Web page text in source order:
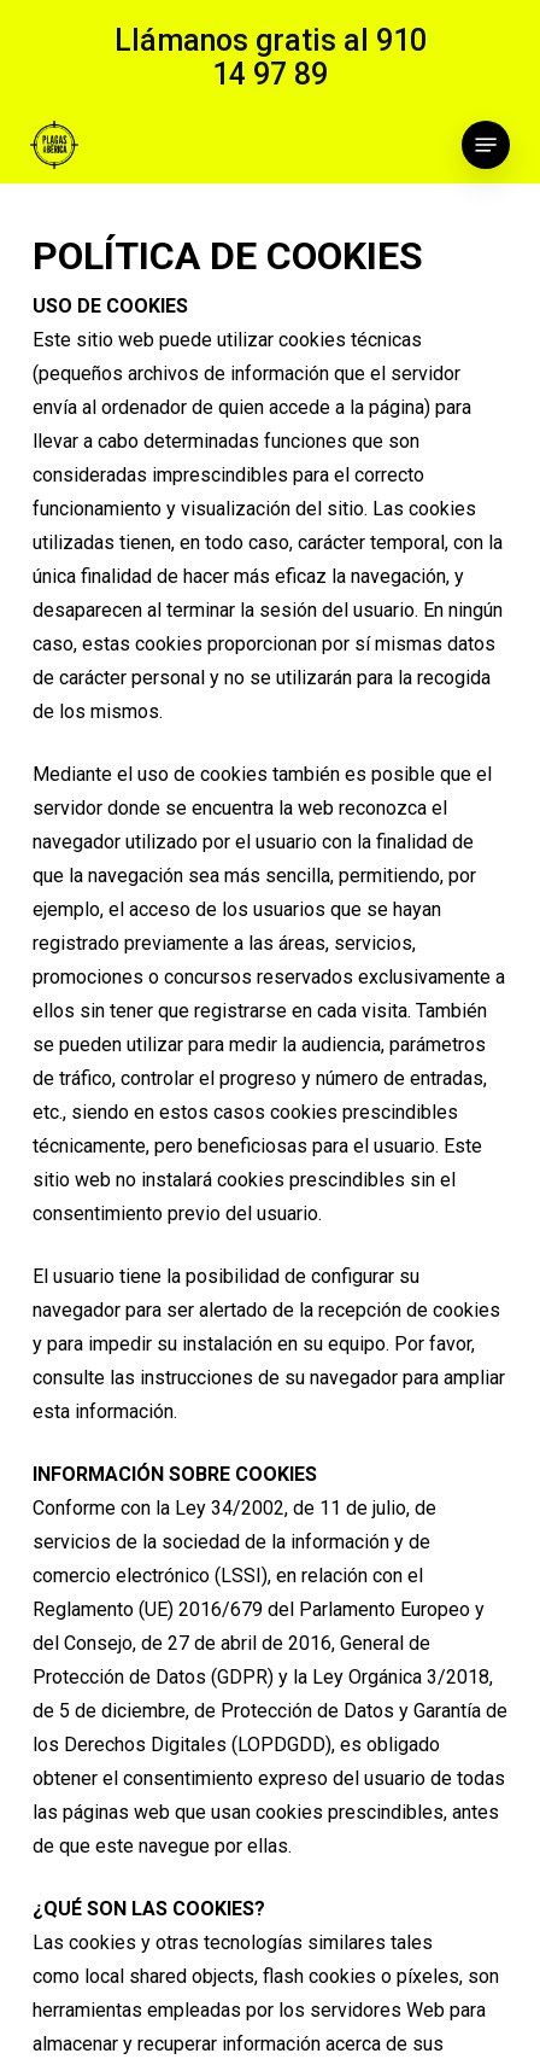
content
Llámanos gratis al 910
14 97 89
Menu
POLÍTICA DE COOKIES
USO DE COOKIES
Este sitio web puede utilizar cookies técnicas
(pequeños archivos de información que el servidor
envía al ordenador de quien accede a la página) para
llevar a cabo determinadas funciones que son
consideradas imprescindibles para el correcto
funcionamiento y visualización del sitio. Las cookies
utilizadas tienen, en todo caso, carácter temporal, con la
única finalidad de hacer más eficaz la navegación, y
desaparecen al terminar la sesión del usuario. En ningún
caso, estas cookies proporcionan por sí mismas datos
de carácter personal y no se utilizarán para la recogida
de los mismos.
Mediante el uso de cookies también es posible que el
servidor donde se encuentra la web reconozca el
navegador utilizado por el usuario con la finalidad de
que la navegación sea más sencilla, permitiendo, por
ejemplo, el acceso de los usuarios que se hayan
registrado previamente a las áreas, servicios,
promociones o concursos reservados exclusivamente a
ellos sin tener que registrarse en cada visita. También
se pueden utilizar para medir la audiencia, parámetros
de tráfico, controlar el progreso y número de entradas,
etc., siendo en estos casos cookies prescindibles
técnicamente, pero beneficiosas para el usuario. Este
sitio web no instalará cookies prescindibles sin el
consentimiento previo del usuario.
El usuario tiene la posibilidad de configurar su
navegador para ser alertado de la recepción de cookies
y para impedir su instalación en su equipo. Por favor,
consulte las instrucciones de su navegador para ampliar
esta información.
INFORMACIÓN SOBRE COOKIES
Conforme con la Ley 34/2002, de 11 de julio, de
servicios de la sociedad de la información y de
comercio electrónico (LSSI), en relación con el
Reglamento (UE) 2016/679 del Parlamento Europeo y
del Consejo, de 27 de abril de 2016, General de
Protección de Datos (GDPR) y la Ley Orgánica 3/2018,
de 5 de diciembre, de Protección de Datos y Garantía de
los Derechos Digitales (LOPDGDD), es obligado
obtener el consentimiento expreso del usuario de todas
las páginas web que usan cookies prescindibles, antes
de que este navegue por ellas.
¿QUÉ SON LAS COOKIES?
Las cookies y otras tecnologías similares tales
como local shared objects, flash cookies o píxeles, son
herramientas empleadas por los servidores Web para
almacenar y recuperar información acerca de sus